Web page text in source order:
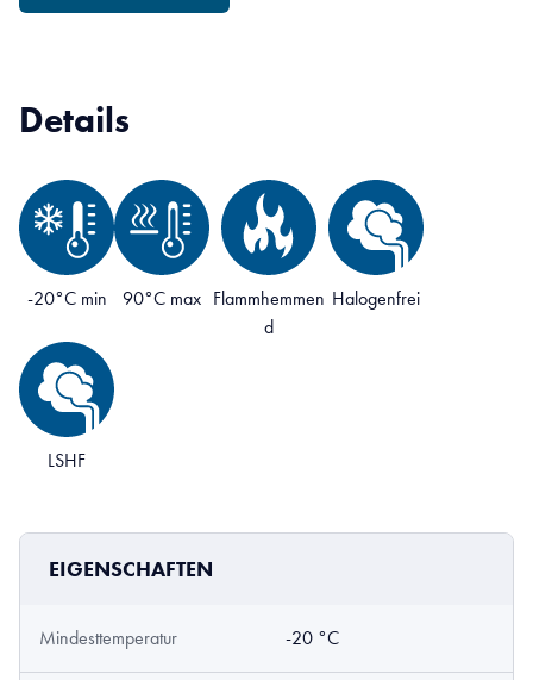
Details
-20°C min 90°C max Flammhemmen
d
Halogenfrei
LSHF
EIGENSCHAFTEN
Mindesttemperatur -20 °C